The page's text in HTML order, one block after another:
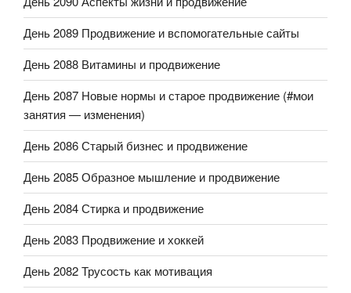
День 2089 Продвижение и вспомогательные сайты
День 2088 Витамины и продвижение
День 2087 Новые нормы и старое продвижение (#мои
занятия — изменения)
День 2086 Старый бизнес и продвижение
День 2085 Образное мышление и продвижение
День 2084 Стирка и продвижение
День 2083 Продвижение и хоккей
День 2082 Трусость как мотивация